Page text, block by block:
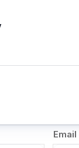
Email